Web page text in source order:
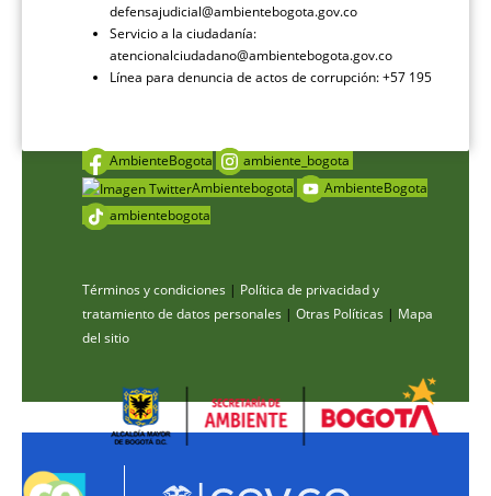
defensajudicial@ambientebogota.gov.co
Servicio a la ciudadanía:
atencionalciudadano@ambientebogota.gov.co
Línea para denuncia de actos de corrupción: +57 195
AmbienteBogota
ambiente_bogota
Ambientebogota
AmbienteBogota
ambientebogota
Términos y condiciones | Política de privacidad y
tratamiento de datos personales | Otras Políticas | Mapa
del sitio